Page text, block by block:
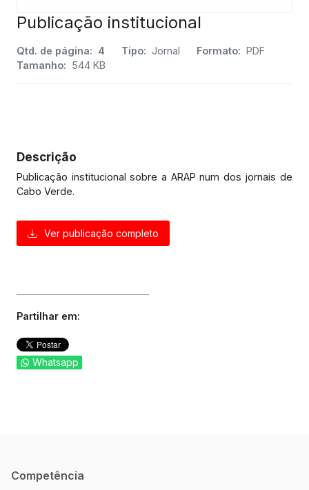
Publicação institucional
Qtd. de página: 4 Tipo: Jornal Formato: PDF
Tamanho: 544 KB
Descrição
Publicação institucional sobre a ARAP num dos jornais de
Cabo Verde.
Ver publicação completo
Partilhar em:
Whatsapp
Competência